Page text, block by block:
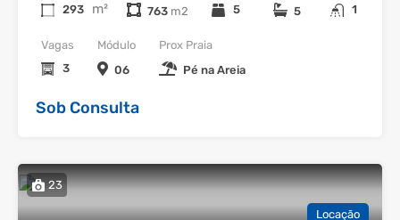
5
1
293
m²
Vagas
3
763
5
Módulo
06
Prox Praia
Pé na Areia
Sob Consulta
23
Locação